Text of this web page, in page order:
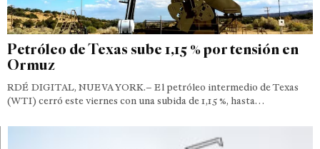
Petróleo de Texas sube 1,15 % por tensión en
Ormuz
RDÉ DIGITAL, NUEVA YORK.– El petróleo intermedio de Texas
(WTI) cerró este viernes con una subida de 1,15 %, hasta…